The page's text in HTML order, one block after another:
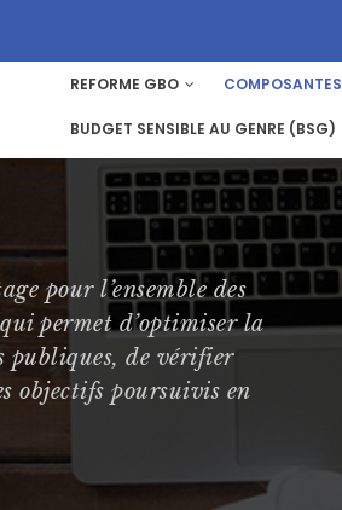
MAIN
REFORME GBO COMPOSANTES
BUDGET SENSIBLE AU GENRE (BSG)
pour l’ensemble des
permet d’optimiser la
publiques, de vérifier
objectifs poursuivis en